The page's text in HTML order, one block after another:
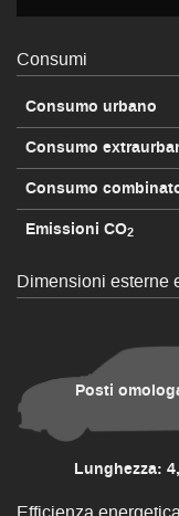
Consumi
Consumo urbano
Consumo
Consumo
Emissioni CO2
Dimensioni esterne
Posti
Lunghezza: